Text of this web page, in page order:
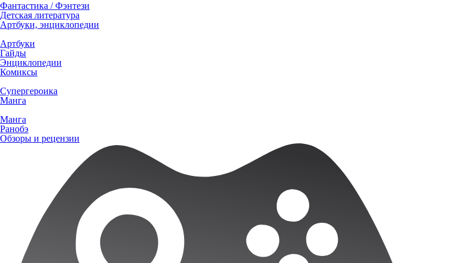
Фантастика / Фэнтези
Детская литература
Артбуки, энциклопедии
Артбуки
Гайды
Энциклопедии
Комиксы
Супергероика
Манга
Манга
Ранобэ
Обзоры и рецензии